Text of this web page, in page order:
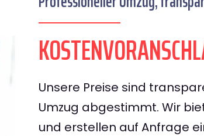
Unsere Preise sind
Umzug abgestimmt. Wir
und erstellen auf Anfrage